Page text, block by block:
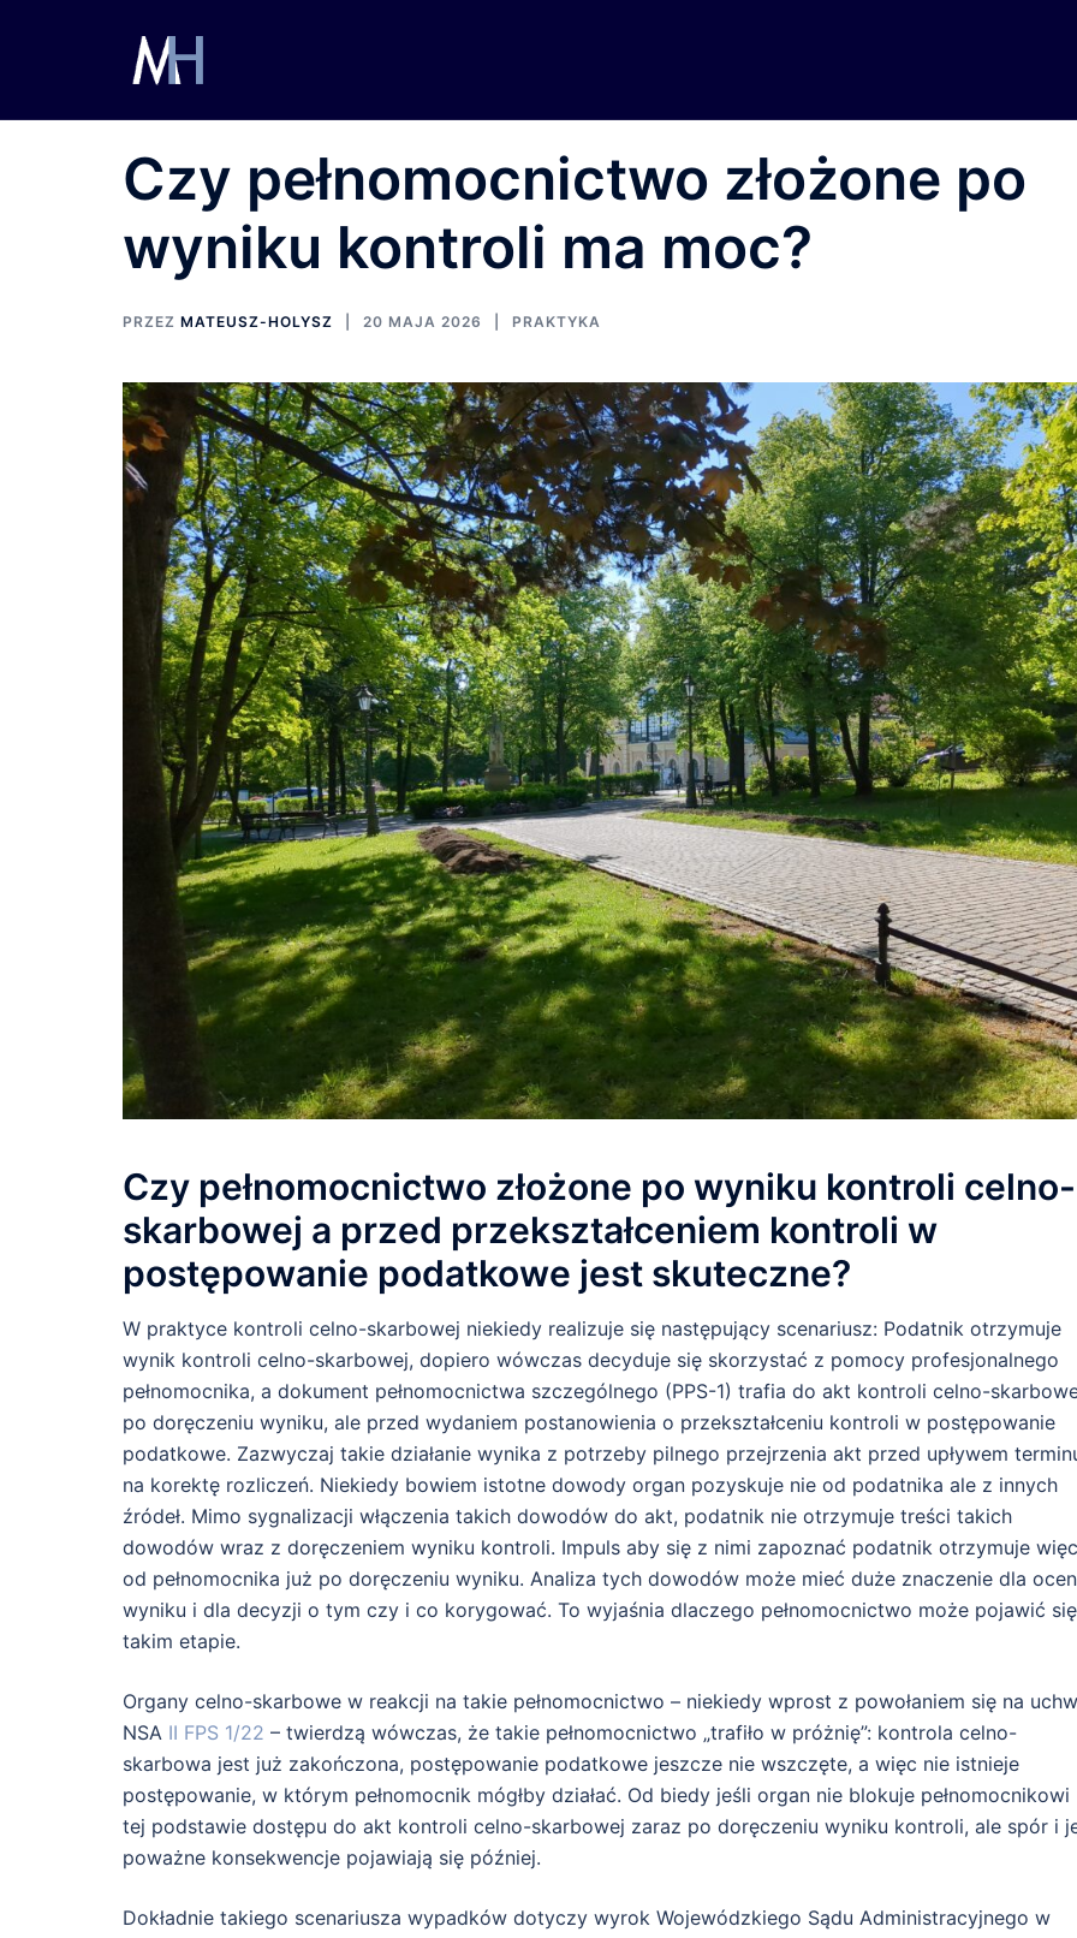
Czy pełnomocnictwo złożone po
wyniku kontroli ma moc?
PRZEZ MATEUSZ-HOLYSZ 20 MAJA 2026 PRAKTYKA
Czy pełnomocnictwo złożone po wyniku kontroli celno-
skarbowej a przed przekształceniem kontroli w
postępowanie podatkowe jest skuteczne?
W praktyce kontroli celno-skarbowej niekiedy realizuje się następujący scenariusz: Podatnik otrzymuje
wynik kontroli celno-skarbowej, dopiero wówczas decyduje się skorzystać z pomocy profesjonalnego
pełnomocnika, a dokument pełnomocnictwa szczególnego (PPS-1) trafia do akt kontroli celno-
po doręczeniu wyniku, ale przed wydaniem postanowienia o przekształceniu kontroli w postępowanie
podatkowe. Zazwyczaj takie działanie wynika z potrzeby pilnego przejrzenia akt przed upływem
na korektę rozliczeń. Niekiedy bowiem istotne dowody organ pozyskuje nie od podatnika ale z innych
źródeł. Mimo sygnalizacji włączenia takich dowodów do akt, podatnik nie otrzymuje treści takich
dowodów wraz z doręczeniem wyniku kontroli. Impuls aby się z nimi zapoznać podatnik otrzymuje więc
od pełnomocnika już po doręczeniu wyniku. Analiza tych dowodów może mieć duże znaczenie dla
wyniku i dla decyzji o tym czy i co korygować. To wyjaśnia dlaczego pełnomocnictwo może pojawić
takim etapie.
Organy celno-skarbowe w reakcji na takie pełnomocnictwo – niekiedy wprost z powołaniem się na
NSA II FPS 1/22 – twierdzą wówczas, że takie pełnomocnictwo „trafiło w próżnię”: kontrola celno-
skarbowa jest już zakończona, postępowanie podatkowe jeszcze nie wszczęte, a więc nie istnieje
postępowanie, w którym pełnomocnik mógłby działać. Od biedy jeśli organ nie blokuje pełnomocnikowi
tej podstawie dostępu do akt kontroli celno-skarbowej zaraz po doręczeniu wyniku kontroli, ale spór i
poważne konsekwencje pojawiają się później.
Dokładnie takiego scenariusza wypadków dotyczy wyrok Wojewódzkiego Sądu Administracyjnego w